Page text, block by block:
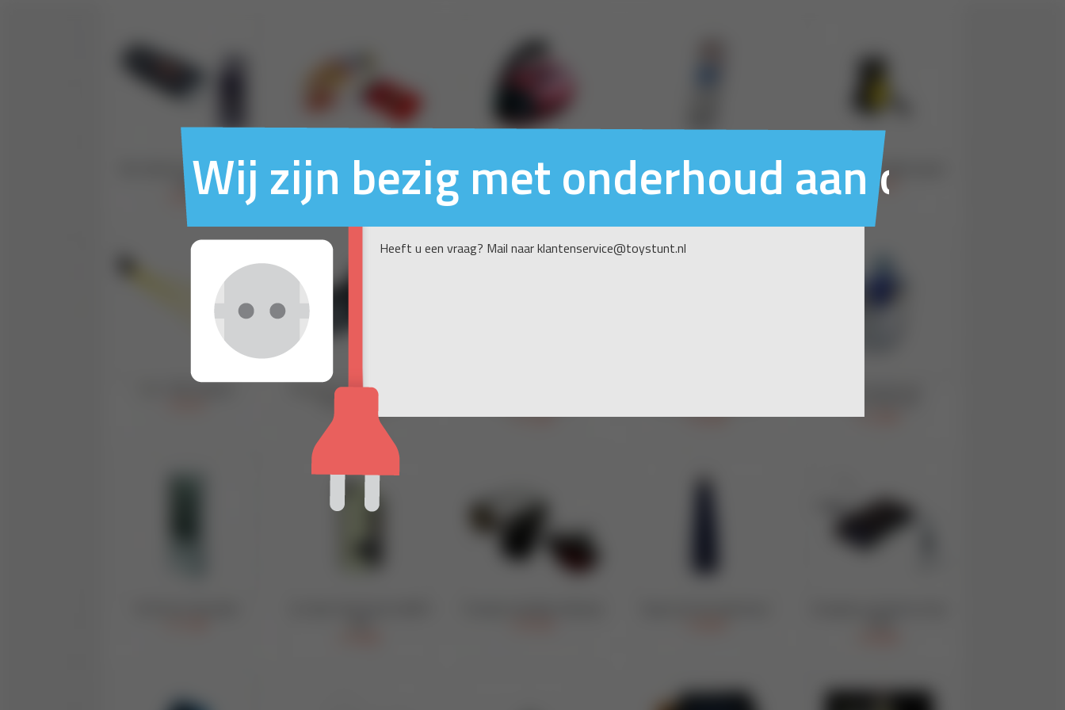
Wij zijn bezig met onderhoud aan ons
Heeft u een vraag? Mail naar klantenservice@toystunt.nl